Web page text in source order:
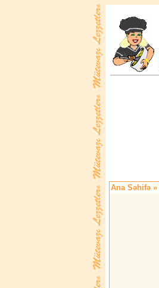
Ana Səhifə »